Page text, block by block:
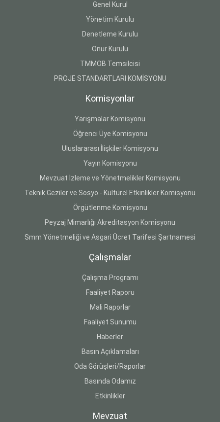
Genel Kurul
Yönetim Kurulu
Denetleme Kurulu
Onur Kurulu
TMMOB Temsilcisi
PROJE STANDARTLARI KOMİSYONU
Komisyonlar
Yarışmalar Komisyonu
Öğrenci Üye Komisyonu
Uluslararası İlişkiler Komisyonu
Yayın Komisyonu
Mevzuat İzleme ve Yönetmelikler Komisyonu
Teknik Geziler ve Sosyo - Kültürel Etkinlikler Komisyonu
Örgütlenme Komisyonu
Peyzaj Mimarlığı Akreditasyon Komisyonu
Smm Yönetmeliği ve Asgari Ücret Tarifesi Şartnamesi
Çalışmalar
Çalışma Programı
Faaliyet Raporu
Mali Raporlar
Faaliyet Sunumu
Haberler
Basın Açıklamaları
Oda Görüşleri/Raporlar
Basında Odamız
Etkinlikler
Mevzuat